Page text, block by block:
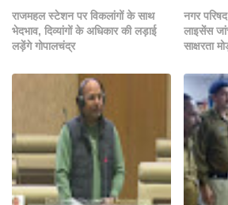
राजमहल स्टेशन पर विकलांगों के साथ
भेदभाव, दिव्यांगों के अधिकार की लड़ाई
लड़ेंगे गोपालचंद्र
नगर
लाइसेंस
साक्षरता